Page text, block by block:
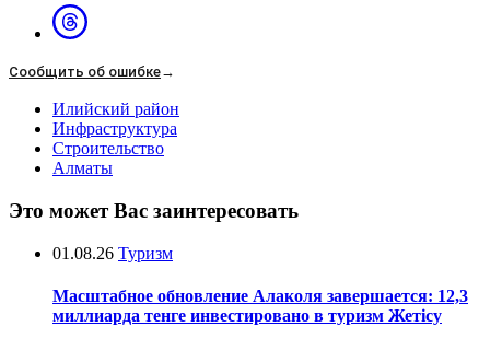
Сообщить об ошибке→
Илийский район
Инфраструктура
Строительство
Алматы
Это может Вас заинтересовать
01.08.26 Туризм
Масштабное обновление Алаколя завершается: 12,3
миллиарда тенге инвестировано в туризм Жетісу